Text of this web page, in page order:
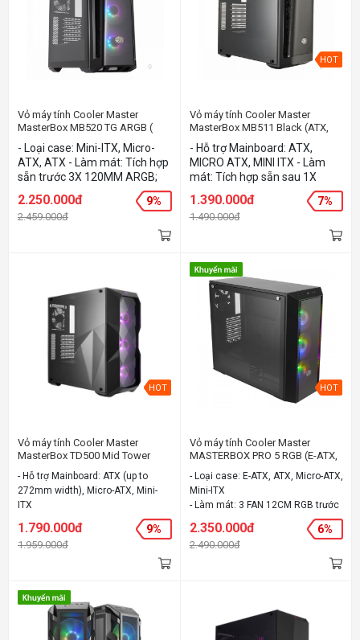
Vỏ máy tính Cooler Master
MasterBox MB520 TG ARGB (
Mini-ITX, Micro-ATX, ATX, E-ATX)
- Loại case: Mini-ITX, Micro-
ATX, ATX - Làm mát: Tích hợp
sẵn trước 3X 120MM ARGB;
Sau: 1X 120MM - Chất liệu:
STEEL, PLASTIC, TEMPERED
GLASS - Màu: Đen
2.250.000đ
2.459.000đ
9%
HOT
Vỏ máy tính Cooler Master
MasterBox MB511 Black (ATX,
MICRO ATX, MINI ITX)
- Hỗ trợ Mainboard: ATX,
MICRO ATX, MINI ITX - Làm
mát: Tích hợp sẵn sau 1X
120MM - Chất liệu: STEEL,
PLASTIC - Màu sắc: Đen
1.390.000đ
1.490.000đ
7%
HOT
Vỏ máy tính Cooler Master
MasterBox TD500 Mid Tower
- Hỗ trợ Mainboard: ATX (up to
272mm width), Micro-ATX, Mini-
ITX
- Làm mát: 3 fan 12cm RGB trước ,
1 fan 12cm sau, mở rộng tối đa 6
fan
1.790.000đ
1.959.000đ
9%
HOT
Vỏ máy tính Cooler Master
MASTERBOX PRO 5 RGB (E-ATX,
- Loại case: E-ATX, ATX, Micro-ATX,
Mini-ITX
- Làm mát: 3 FAN 12CM RGB trước
- Chất liệu: Steel body, Plastic
mesh bezel, Tempered Glass
2.350.000đ
2.490.000đ
6%